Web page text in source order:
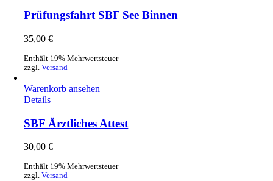
Prüfungsfahrt SBF See Binnen
35,00€
Enthält 19% Mehrwertsteuer
zzgl.Versand
Warenkorb ansehen
Details
SBF Ärztliches Attest
30,00€
Enthält 19% Mehrwertsteuer
zzgl.Versand